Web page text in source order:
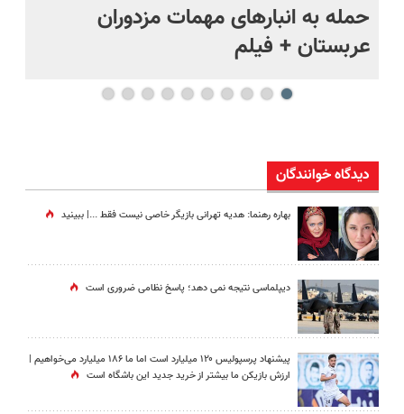
حمله به انبارهای مهمات مزدوران
عربستان + فیلم
دیدگاه خوانندگان
بهاره رهنما: هدیه تهرانی بازیگر خاصی نیست فقط ...|‌ ببینید
دیپلماسی نتیجه‌ نمی دهد؛ پاسخ نظامی ضروری است
پیشنهاد پرسپولیس ۱۲۰ میلیارد است اما ما ۱۸۶ میلیارد می‌خواهیم |
ارزش بازیکن ما بیشتر از خرید جدید این باشگاه است